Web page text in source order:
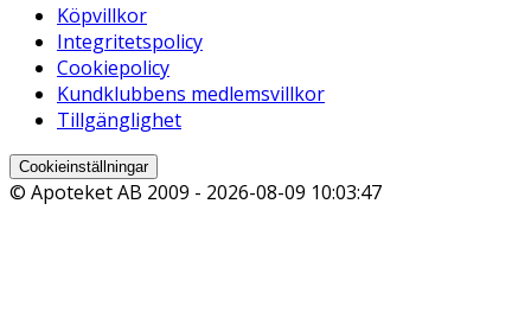
Köpvillkor
Integritetspolicy
Cookiepolicy
Kundklubbens medlemsvillkor
Tillgänglighet
Cookieinställningar
© Apoteket AB 2009 - 2026-08-09 10:03:47